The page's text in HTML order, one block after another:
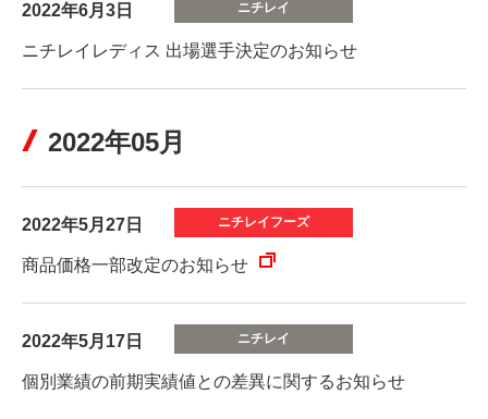
2022年6月3日
ニチレイレディス 出場選手決定のお知らせ
2022年05月
2022年5月27日
商品価格一部改定のお知らせ
2022年5月17日
個別業績の前期実績値との差異に関するお知らせ